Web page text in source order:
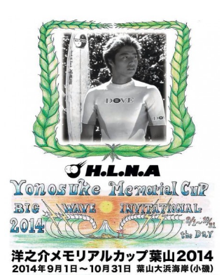
沖縄
ライター/寄稿メディア
Core Surf Japan
Naoya Kimoto
mitsuteru Kamio
Yasunari Inoue
メディア
SURFMEDIA
Colors MAGAZINE
波伝説アンバサダー/プロライダー
福島寿実子
波伝説スタッフ